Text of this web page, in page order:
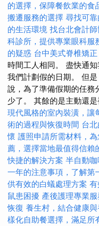
的選擇，保障餐飲業的食
搬遷服務的選擇 尋找可
的生活環境 找台北會計
科診所，提供專業眼科服
的疑惑 台中美式脊椎矯正
時間工人相同。 盡快通
我們計劃假的日期。 但
說，為了準備假期的任務
少了。 其餘的是主動還
現代風格的室內裝潢，讓
術的過程與恢復時間 台
懷 護照申請所需材料，
薦，選擇當地最值得信賴
快捷的解決方案 半自動
一年的注意事項，了解第
供有效的白蟻處理方案
鼠患困擾 產後護理專業
恢復 養生村，結合健康
樣化自助餐選擇，滿足所